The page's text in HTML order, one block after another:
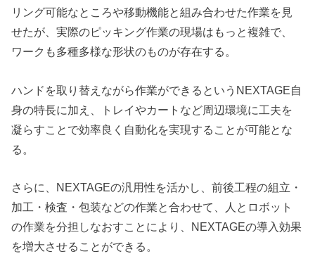
リング可能なところや移動機能と組み合わせた作業を見
せたが、実際のピッキング作業の現場はもっと複雑で、
ワークも多種多様な形状のものが存在する。
ハンドを取り替えながら作業ができるというNEXTAGE自
身の特長に加え、トレイやカートなど周辺環境に工夫を
凝らすことで効率良く自動化を実現することが可能とな
る。
さらに、NEXTAGEの汎用性を活かし、前後工程の組立・
加工・検査・包装などの作業と合わせて、人とロボット
の作業を分担しなおすことにより、NEXTAGEの導入効果
を増大させることができる。